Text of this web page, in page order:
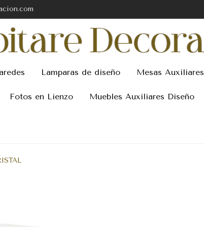
Lamparas de diseño Mesas Auxiliares
Fotos en Lienzo Muebles Auxiliares Diseño